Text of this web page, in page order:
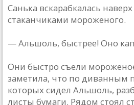
Санька вскарабкалась
стаканчиками мороженого.
— Альшоль, быстрее! Оно
Они быстро съели
заметила, что по диванным
которых сидел Альшоль,
листы бумаги. Рядом стоял